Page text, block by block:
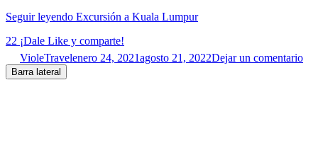
Seguir leyendo Excursión a Kuala Lumpur
22 ¡Dale Like y comparte!
VioleTravelenero 24, 2021agosto 21, 2022Dejar un comentario
Barra lateral